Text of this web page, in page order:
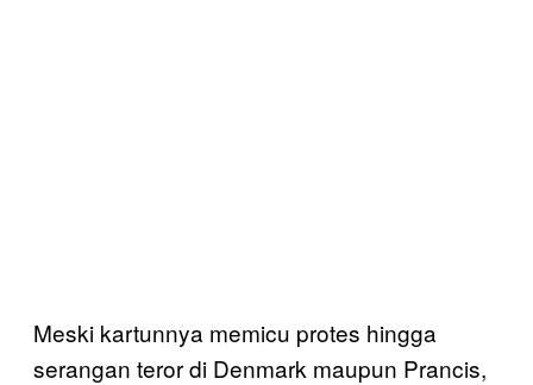
Meski kartunnya memicu protes hingga
serangan teror di Denmark maupun Prancis,